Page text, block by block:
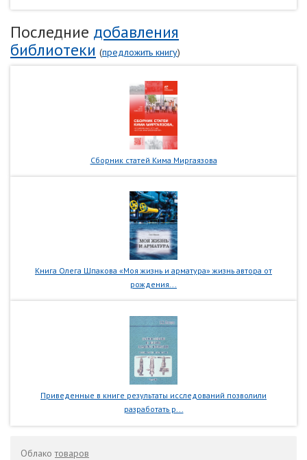
Последние добавления
библиотеки (предложить книгу)
Сборник статей Кима Миргаязова
Книга Олега Шпакова «Моя жизнь и арматура» жизнь автора от
рождения...
Приведенные в книге результаты исследований позволили
разработать р...
Облакотоваров